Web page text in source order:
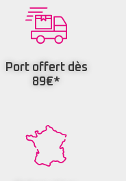
Port offert dès
89€*